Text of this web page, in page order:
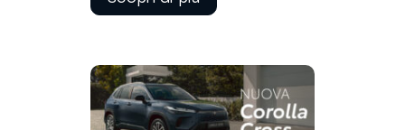
leggere